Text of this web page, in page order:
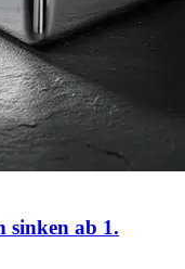
sinken ab 1.